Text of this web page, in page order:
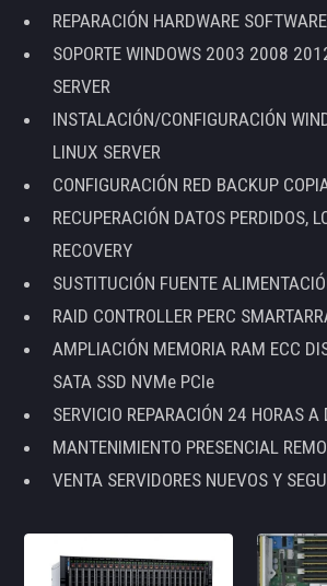
REPARACIÓN HARDWARE
SOPORTE WINDOWS 2003 2008
SERVER
INSTALACIÓN/CONFIGURACIÓN
LINUX SERVER
CONFIGURACIÓN RED BACKUP
RECUPERACIÓN DATOS PERDIDOS,
RECOVERY
SUSTITUCIÓN FUENTE
RAID CONTROLLER PERC
AMPLIACIÓN MEMORIA RAM ECC
SATA SSD NVMe PCIe
SERVICIO REPARACIÓN 24 HORAS A
MANTENIMIENTO PRESENCIAL
VENTA SERVIDORES NUEVOS Y